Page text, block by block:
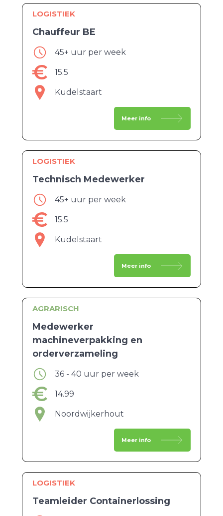
LOGISTIEK
Chauffeur BE
45+ uur per week
15.5
Kudelstaart
Meer info
LOGISTIEK
Technisch Medewerker
45+ uur per week
15.5
Kudelstaart
Meer info
AGRARISCH
Medewerker
machineverpakking en
orderverzameling
36 - 40 uur per week
14.99
Noordwijkerhout
Meer info
LOGISTIEK
Teamleider Containerlossing